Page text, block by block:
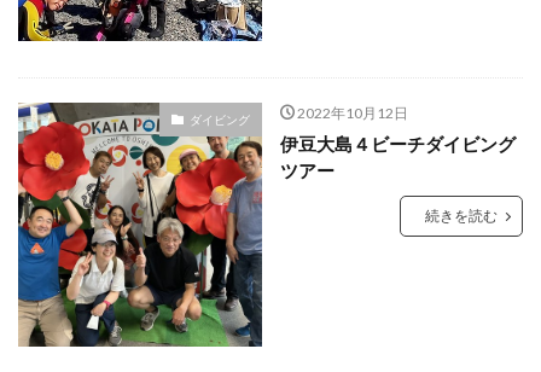
ダイビング 2022年10月12日
伊豆大島４ビーチダイビング
ツアー
続きを読む